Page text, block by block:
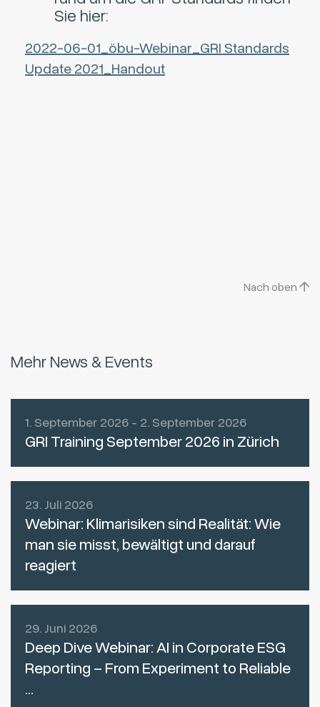
Sie hier:
2022-06-01_öbu-Webinar_GRI Standards
Update 2021_Handout
Nach oben
Mehr News & Events
1. September 2026 - 2. September 2026
GRI Training September 2026 in Zürich
23. Juli 2026
Webinar: Klimarisiken sind Realität: Wie
man sie misst, bewältigt und darauf
reagiert
29. Juni 2026
Deep Dive Webinar: AI in Corporate ESG
Reporting – From Experiment to Reliable
...